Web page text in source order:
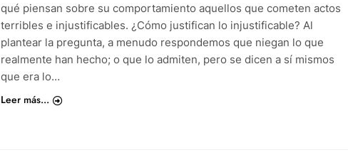
qué piensan sobre su comportamiento aquellos que cometen actos
terribles e injustificables. ¿Cómo justifican lo injustificable? Al
plantear la pregunta, a menudo respondemos que niegan lo que
realmente han hecho; o que lo admiten, pero se dicen a sí mismos
que era lo…
Leer más...